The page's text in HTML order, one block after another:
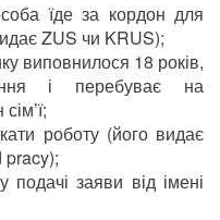
їде за кордон для
ZUS чи KRUS);
виповнилося 18 років,
і перебуває на
роботу (його видає
pracy);
заяви від імені